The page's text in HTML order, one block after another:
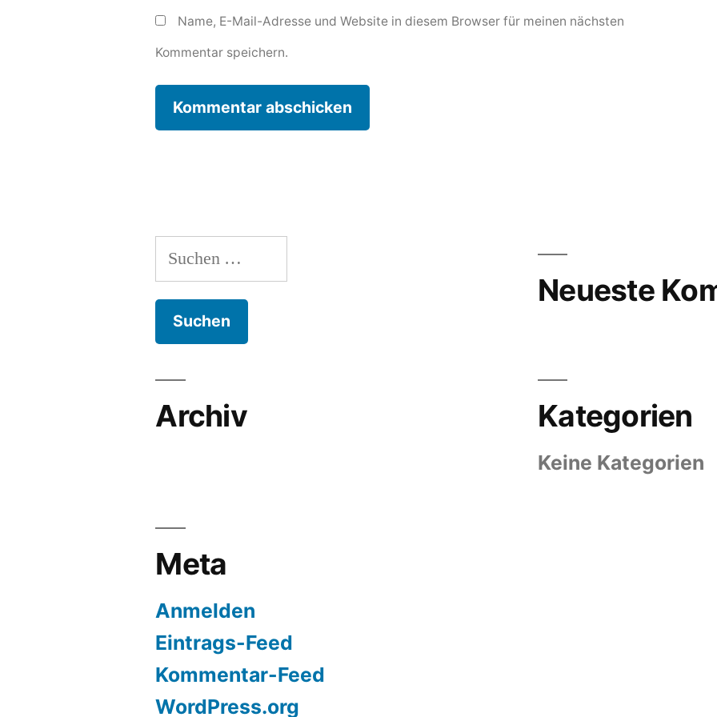
Name, E-Mail-Adresse und Website in diesem Browser für meinen nächsten
Kommentar speichern.
Suchen
nach:
Neueste
Archiv Kategorien
Keine Kategorien
Meta
Anmelden
Eintrags-Feed
Kommentar-Feed
WordPress.org